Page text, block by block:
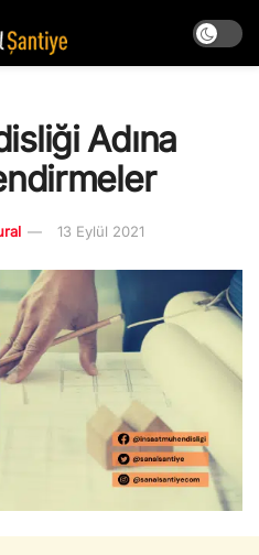
Adına
13 Eylül 2021